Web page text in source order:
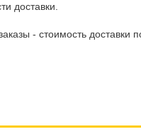
доставки.
- стоимость доставки